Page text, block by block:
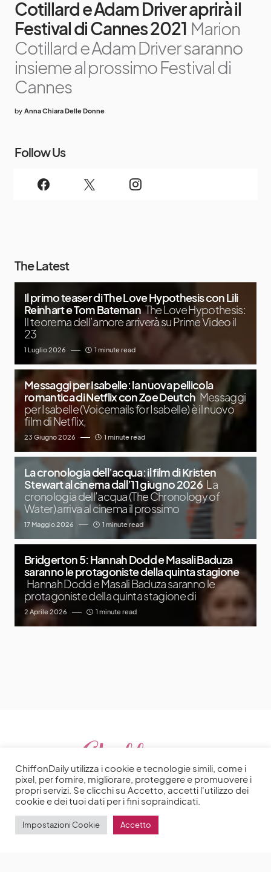
Cotillard e Adam Driver aprirà il
Festival di Cannes 2021 Marion
Cotillard e Adam Driver saranno
insieme al prossimo Festival di
Cannes
by Anna Chiara Delle Donne
Follow Us
The Latest
Il primo teaser di The Love Hypothesis con Lili
Reinhart e Tom Bateman The Love Hypothesis:
Il teorema dell’amore arriverà su Prime Video il
23
1 Luglio 2026 1 minute read
Messaggi per Isabelle: la nuova pellicola
romantica di Netflix con Zoe Deutch Messaggi
per Isabelle (Voicemails for Isabelle) è il nuovo
film di Netflix,
23 Giugno 2026 1 minute read
La cronologia dell’acqua: il film di Kristen
Stewart al cinema dall’11 giugno 2026 La
cronologia dell’acqua (The Chronology of
Water) arriva al cinema il prossimo
17 Maggio 2026 1 minute read
Bridgerton 5: Hannah Dodd e Masali Baduza
saranno le protagoniste della quinta stagione
Hannah Dodd e Masali Baduza saranno le
protagoniste della quinta stagione di
2 Aprile 2026 1 minute read
ChiffonDaily utilizza i cookie e tecnologie simili, come i
pixel, per fornire, migliorare, proteggere e promuovere i
propri servizi. Se clicchi su Accetto, accetti l'utilizzo dei
cookie e dei tuoi dati per i fini sopraindicati.
Impostazioni Cookie Accetto